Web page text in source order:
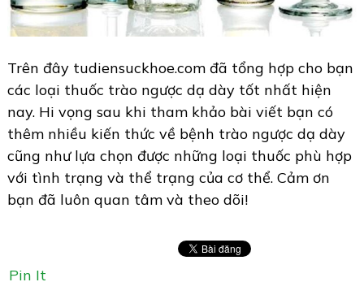
Trên đây tudiensuckhoe.com đã tổng hợp cho bạn
các loại thuốc trào ngược dạ dày tốt nhất hiện
nay. Hi vọng sau khi tham khảo bài viết bạn có
thêm nhiều kiến thức về bệnh trào ngược dạ dày
cũng như lựa chọn được những loại thuốc phù hợp
với tình trạng và thể trạng của cơ thể. Cảm ơn
bạn đã luôn quan tâm và theo dõi!
Pin It